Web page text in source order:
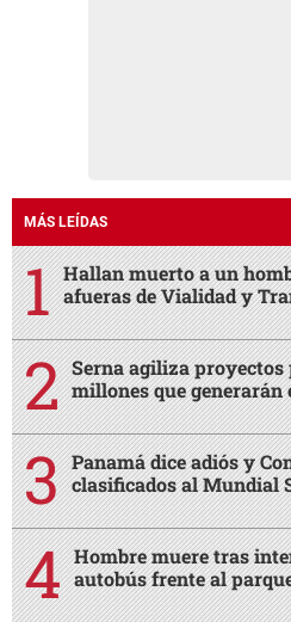
MÁS LEÍDAS
Hallan muerto a un
afueras de Vialidad y
Serna agiliza proyectos
millones que generarán
Panamá dice adiós y
clasificados al Mundial
Hombre muere tras
autobús frente al